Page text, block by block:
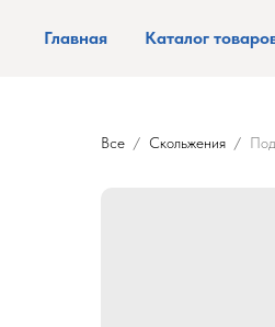
Главная Каталог
Все Скольжения